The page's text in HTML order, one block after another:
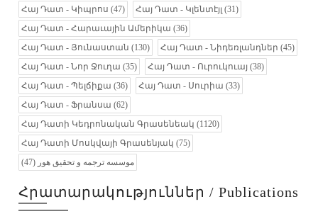
Հայ Դատ - Կիպրոս (47) Հայ Դատ - Կլենտէյլ (31)
Հայ Դատ - Հարաւային Ամերիկա (36)
Հայ Դատ - Յունաստան (130) Հայ Դատ - Նիդեռլանդներ (45)
Հայ Դատ - Նոր Ջուղա (35) Հայ Դատ - Ուրուկուայ (38)
Հայ Դատ - Պելճիքա (36) Հայ Դատ - Սուրիա (33)
Հայ Դատ - Ֆրանսա (62)
Հայ Դատի Կեդրոնական Գրասենեակ (1120)
Հայ Դատի Մոսկվայի Գրասենյակ (75)
موسسه ترجمه و تحقیق هور (47)
Հրատարակություններ / Publications